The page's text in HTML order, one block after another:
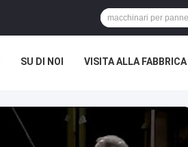
SU DI NOI VISITA ALLA FABBRICA